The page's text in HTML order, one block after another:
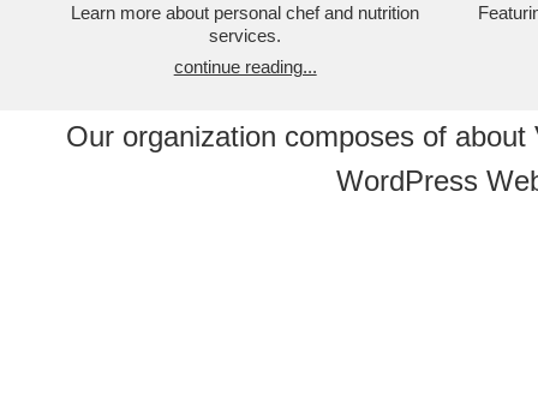
Learn more about personal chef and nutrition
services.
continue reading...
Our organization composes of
WordPress